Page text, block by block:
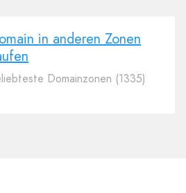
in anderen Zonen
Domainzonen (1335)